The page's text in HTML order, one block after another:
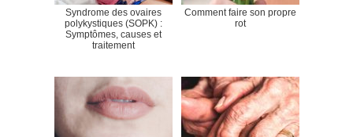
Syndrome des ovaires
polykystiques (SOPK) :
Symptômes, causes et
traitement
Comment faire son propre
rot